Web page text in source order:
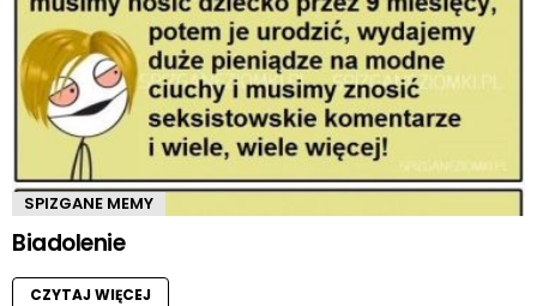
SPIZGANE MEMY
Biadolenie
CZYTAJ WIĘCEJ